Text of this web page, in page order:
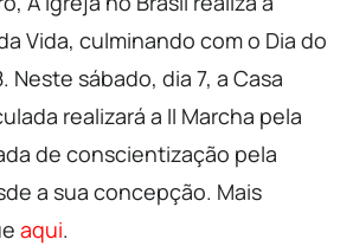
Vida, culminando com o Dia do
Neste sábado, dia 7, a Casa
realizará a II Marcha pela
de conscientização pela
a sua concepção. Mais
aqui.